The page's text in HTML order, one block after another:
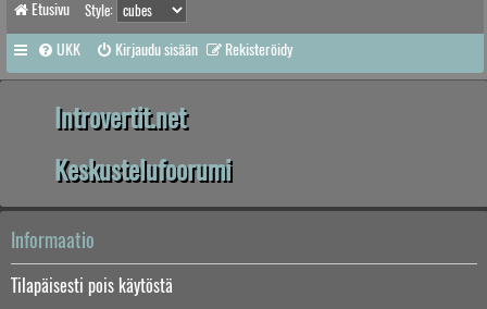
Etusivu Style:
UKK Kirjaudu sisään Rekisteröidy
Introvertit.net
Keskustelufoorumi
Informaatio
Tilapäisesti pois käytöstä